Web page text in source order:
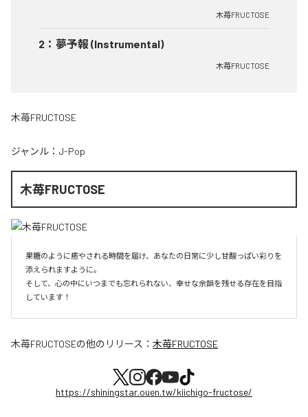
木苺FRUCTOSE
2 ： 夢予報 (Instrumental)
木苺FRUCTOSE
木苺FRUCTOSE
ジャンル： J-Pop
木苺FRUCTOSE
果糖のように癒やされる時間を届け、あなたの日常に少し甘酸っぱい彩りを
添えられますように。
そして、心の中にいつまでも忘れられない、幸せな余韻を残せる存在を目指
しています！
木苺FRUCTOSEの他のリリース： 木苺FRUCTOSE
https://shiningstar.ouen.tw/kiichigo-fructose/